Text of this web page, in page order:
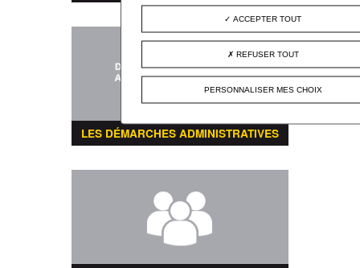
LES DÉMARCHES ADMINISTRATIVES
ACCEPTER TOUT
REFUSER TOUT
PERSONNALISER MES CHOIX